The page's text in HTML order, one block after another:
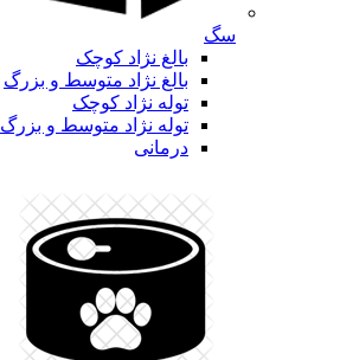
سگ
بالغ نژاد کوچک
بالغ نژاد متوسط و بزرگ
توله نژاد کوچک
توله نژاد متوسط و بزرگ
درمانی